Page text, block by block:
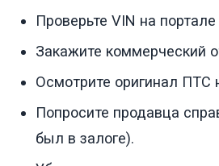
Проверьте VIN на
Закажите коммерческий
Осмотрите оригинал ПТС
Попросите продавца
был в залоге).